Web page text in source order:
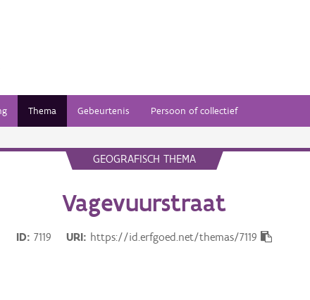
Thema Gebeurtenis Persoon of collectief
GEOGRAFISCH THEMA
Vagevuurstraat
ID 7119 URI https://id.erfgoed.net/themas/7119